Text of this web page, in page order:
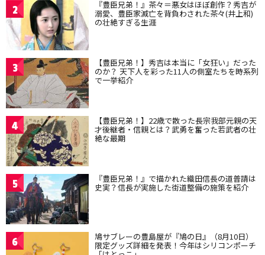
2 『豊臣兄弟！』茶々＝悪女はほぼ創作？秀吉が
溺愛、豊臣家滅亡を背負わされた茶々(井上和)
の壮絶すぎる生涯
3 【豊臣兄弟！】秀吉は本当に「女狂い」だった
のか？ 天下人を彩った11人の側室たちを時系列
で一挙紹介
4 【豊臣兄弟！】22歳で散った長宗我部元親の天
才後継者・信親とは？武勇を奮った若武者の壮
絶な最期
5 『豊臣兄弟！』で描かれた織田信長の道普請は
史実？信長が実施した街道整備の施策を紹介
6 鳩サブレーの豊島屋が『鳩の日』（8月10日）
限定グッズ詳細を発表！今年はシリコンポーチ